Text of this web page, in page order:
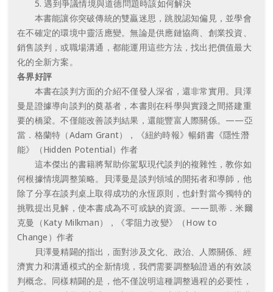
5. 遇到爭議情境與道德問題時該如何解決
本書能讓你突破傳統的雙贏迷思，跳脫認知偏見，並學會
在不確定的環境中靈活應變。無論是供應鏈協商、創業投資、
銷售談判，或職場溝通，都能運用這些方法，找出把價值最大
化的全新方案。
各界好評
本書在談判方面的介紹不僅發人深省，還非常實用。貝澤
曼是證據導向談判的奠基者，本書則在科學與實踐之間搭建重
要的橋梁。不僅能改善談判結果，還能豐富人際關係。——亞
當．格蘭特（Adam Grant），《紐約時報》暢銷書《隱性潛
能》（Hidden Potential）作者
這本傑出的書籍將幫助你駕馭現代談判的複雜性，教你如
何根據情境調整策略。貝澤曼是談判領域的開拓者和導師，他
除了分享在談判桌上取得成功的永恆原則，也針對當今獨特的
挑戰提出見解，使本書成為不可或缺的資源。——凱蒂．米爾
克曼（Katy Milkman），《零阻力改變》（How to
Change）作者
貝澤曼精闢的指出，面對涉及文化、政治、人際關係、經
濟實力和溝通模式的全新情境，我們需要調整驗證過的有效談
判概念。同樣精闢的是，他不僅說明這種調整過程的必要性，